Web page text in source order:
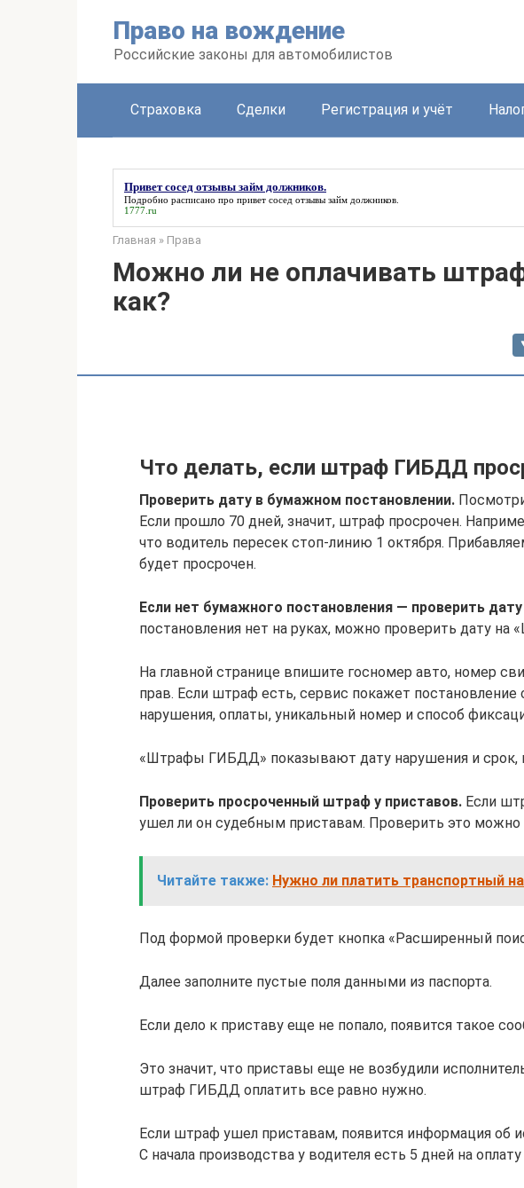
Право на вождение
Российские законы для автомобилистов
Страховка Сделки Регистрация и учёт
Привет сосед отзывы займ должников.
Подробно расписано про привет сосед отзывы займ должников.
1777.ru
Главная » Права
Можно ли не оплачивать
как?
Что делать, если штраф ГИБДД
Проверить дату в бумажном постановлении.
Если прошло 70 дней, значит, штраф просрочен.
что водитель пересек стоп-линию 1 октября.
будет просрочен.
Если нет бумажного постановления — проверить
постановления нет на руках, можно проверить дату
На главной странице впишите госномер авто, номер
прав. Если штраф есть, сервис покажет
нарушения, оплаты, уникальный номер и способ
«Штрафы ГИБДД» показывают дату нарушения и срок,
Проверить просроченный штраф у приставов. Если
ушел ли он судебным приставам. Проверить это можно
Читайте также: Нужно ли платить транспортный
Под формой проверки будет кнопка «Расширенный
Далее заполните пустые поля данными из паспорта.
Если дело к приставу еще не попало, появится такое
Это значит, что приставы еще не возбудили
штраф ГИБДД оплатить все равно нужно.
Если штраф ушел приставам, появится информация об
С начала производства у водителя есть 5 дней на